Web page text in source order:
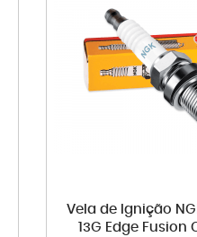
Vela de Ignição
13G Edge Fusion